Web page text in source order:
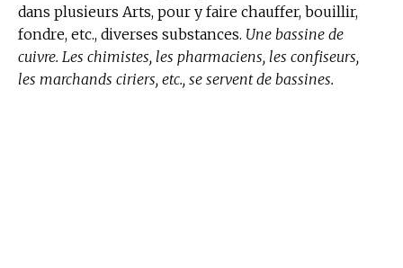
dans plusieurs Arts, pour y faire chauffer, bouillir,
fondre, etc., diverses substances. Une bassine de
cuivre. Les chimistes, les pharmaciens, les confiseurs,
les marchands ciriers, etc., se servent de bassines.